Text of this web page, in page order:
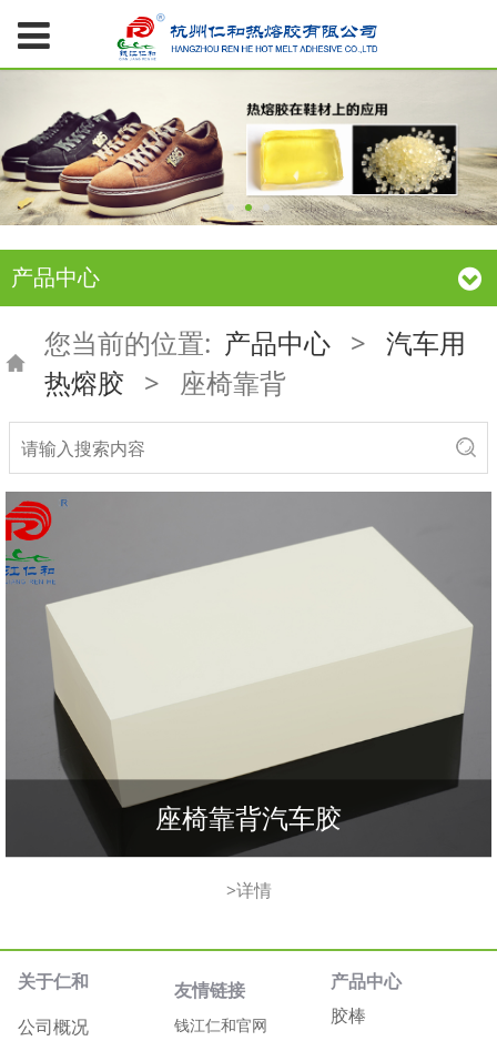
产品中心
您当前的位置: 产品中心 > 汽车用
热熔胶
> 座椅靠背
座椅靠背汽车胶
>详情
关于仁和
公司概况
友情链接
钱江仁和官网
产品中心
胶棒